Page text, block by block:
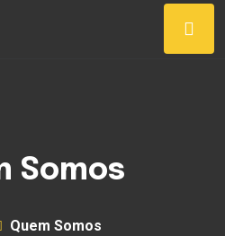
Somos
Quem Somos